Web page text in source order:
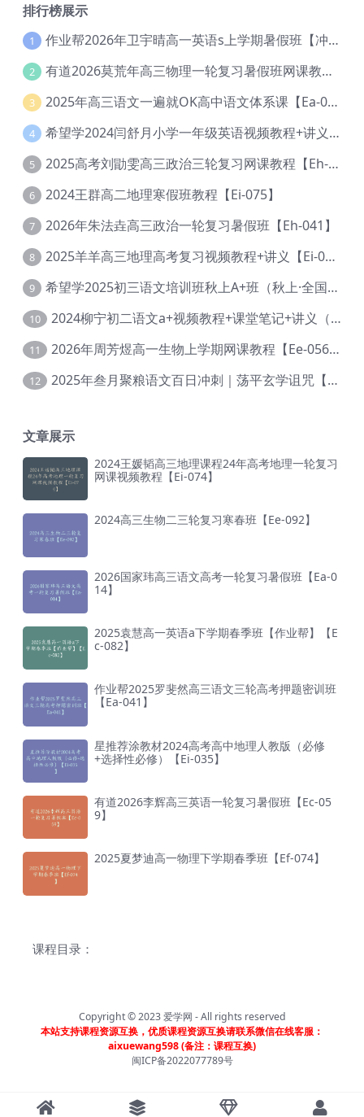
排行榜展示
1 作业帮2026年卫宇晴高一英语s上学期暑假班【冲顶班】【Ec-003】
2 有道2026莫荒年高三物理一轮复习暑假班网课教程【Ef-044】
3 2025年高三语文一遍就OK高中语文体系课【Ea-028】
4 希望学2024闫舒月小学一年级英语视频教程+讲义【Cc-004】
5 2025高考刘勖雯高三政治三轮复习网课教程【Eh-061】
6 2024王群高二地理寒假班教程【Ei-075】
7 2026年朱法垚高三政治一轮复习暑假班【Eh-041】
8 2025羊羊高三地理高考复习视频教程+讲义【Ei-051】
9 希望学2025初三语文培训班秋上A+班（秋上·全国版·A+）【Da-031】
10 2024柳宁初二语文a+视频教程+课堂笔记+讲义（暑假班+秋季班）【Da-003】
11 2026年周芳煜高一生物上学期网课教程【Ee-056】
12 2025年叁月聚粮语文百日冲刺｜荡平玄学诅咒【Ea-001】
文章展示
2024王媛韬高三地理课程24年高考地理一轮复习
网课视频教程【Ei-074】
2024高三生物二三轮复习寒春班【Ee-092】
2026国家玮高三语文高考一轮复习暑假班【Ea-0
14】
2025袁慧高一英语a下学期春季班【作业帮】【E
c-082】
作业帮2025罗斐然高三语文三轮高考押题密训班
【Ea-041】
星推荐涂教材2024高考高中地理人教版（必修
+选择性必修）【Ei-035】
有道2026李辉高三英语一轮复习暑假班【Ec-05
9】
2025夏梦迪高一物理下学期春季班【Ef-074】
课程目录：
Copyright © 2023爱学网 - All rights reserved
本站支持课程资源互换，优质课程资源互换请联系微信在线客服：
aixuewang598 (备注：课程互换)
闽ICP备2022077789号